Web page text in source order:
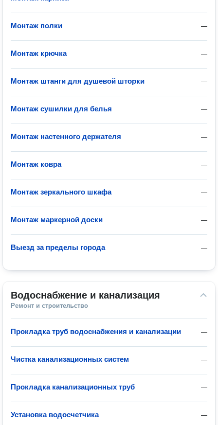
—
Монтаж полки
—
Монтаж крючка
—
Монтаж штанги для душевой шторки
—
Монтаж сушилки для белья
—
Монтаж настенного держателя
—
Монтаж ковра
—
Монтаж зеркального шкафа
—
Монтаж маркерной доски
—
Выезд за пределы города
Водоснабжение и канализация
Ремонт и строительство
—
Прокладка труб водоснабжения и канализации
—
Чистка канализационных систем
—
Прокладка канализационных труб
—
Установка водосчетчика